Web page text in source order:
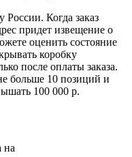
России. Когда заказ
придет извещение о
оценить состояние
коробку
после оплаты заказа.
больше 10 позиций и
100 000 р.
на